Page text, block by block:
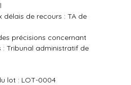
délais de recours : TA de
précisions concernant
Tribunal administratif de
lot : LOT-0004